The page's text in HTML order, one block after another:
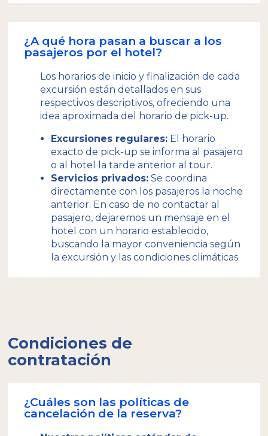
¿A qué hora pasan a buscar a los
pasajeros por el hotel?
Los horarios de inicio y finalización de cada
excursión están detallados en sus
respectivos descriptivos, ofreciendo una
idea aproximada del horario de pick-up.
Excursiones regulares:El horario
exacto de pick-up se informa al pasajero
o al hotel la tarde anterior al tour.
Servicios privados:Se coordina
directamente con los pasajeros la noche
anterior. En caso de no contactar al
pasajero, dejaremos un mensaje en el
hotel con un horario establecido,
buscando la mayor conveniencia según
la excursión y las condiciones climáticas.
Condiciones de
contratación
¿Cuáles son las políticas de
cancelación de la reserva?